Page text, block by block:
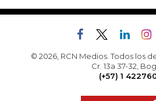
© 2026, RCN Medios. Todos los
Cr. 13a 37-32,
(+57) 1